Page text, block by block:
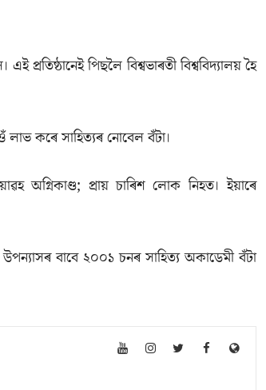
প্রতিষ্ঠানেই পিছলৈ বিশ্বভাৰতী বিশ্ববিদ্যালয় হৈ
কৰে সাহিত্যৰ নোবেল বঁটা।
অগ্নিকাণ্ড; প্রায় চাৰিশ লোক নিহত। ইয়াৰে
বাবে ২০০১ চনৰ সাহিত্য অকাডেমী বঁটা